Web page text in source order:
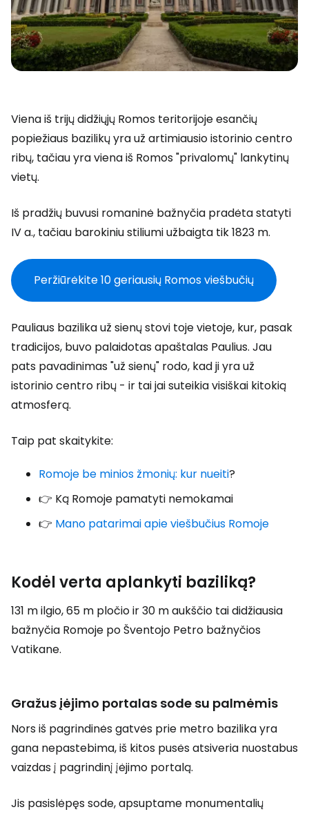
Viena iš trijų didžiųjų Romos teritorijoje esančių
popiežiaus bazilikų yra už artimiausio istorinio centro
ribų, tačiau yra viena iš Romos "privalomų" lankytinų
vietų.
Iš pradžių buvusi romaninė bažnyčia pradėta statyti
IV a., tačiau barokiniu stiliumi užbaigta tik 1823 m.
Peržiūrėkite 10 geriausių Romos viešbučių
Pauliaus bazilika už sienų stovi toje vietoje, kur, pasak
tradicijos, buvo palaidotas apaštalas Paulius. Jau
pats pavadinimas "už sienų" rodo, kad ji yra už
istorinio centro ribų - ir tai jai suteikia visiškai kitokią
atmosferą.
Taip pat skaitykite:
Romoje be minios žmonių: kur nueiti?
👉 Ką Romoje pamatyti nemokamai
👉 Mano patarimai apie viešbučius Romoje
Kodėl verta aplankyti baziliką?
131 m ilgio, 65 m pločio ir 30 m aukščio tai didžiausia
bažnyčia Romoje po Šventojo Petro bažnyčios
Vatikane.
Gražus įėjimo portalas sode su palmėmis
Nors iš pagrindinės gatvės prie metro bazilika yra
gana nepastebima, iš kitos pusės atsiveria nuostabus
vaizdas į pagrindinį įėjimo portalą.
Jis pasislėpęs sode, apsuptame monumentalių